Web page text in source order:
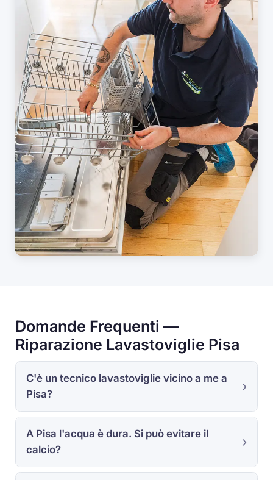
Domande Frequenti —
Riparazione Lavastoviglie Pisa
C'è un tecnico lavastoviglie vicino a me a
Pisa?
A Pisa l'acqua è dura. Si può evitare il
calcio?